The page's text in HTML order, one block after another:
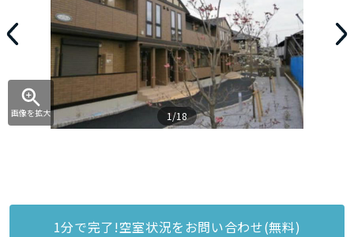
画像を拡大 1/18
1分で完了!空室状況をお問い合わせ(無料)